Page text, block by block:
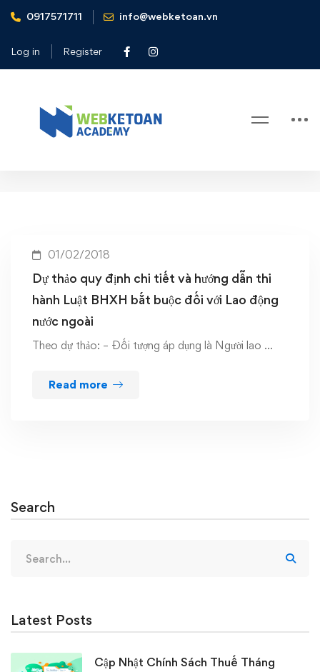
0917571711 info@webketoan.vn
Log in Register
Home
động nước ngoài
BHXH bắt buộc cho người lao động
01/02/2018
Dự thảo quy định chi tiết và hướng dẫn thi
hành Luật BHXH bắt buộc đối với Lao động
nước ngoài
Theo dự thảo: – Đối tượng áp dụng là Người lao …
Read more
Search
for:
Latest Posts
Cập Nhật Chính Sách Thuế Tháng